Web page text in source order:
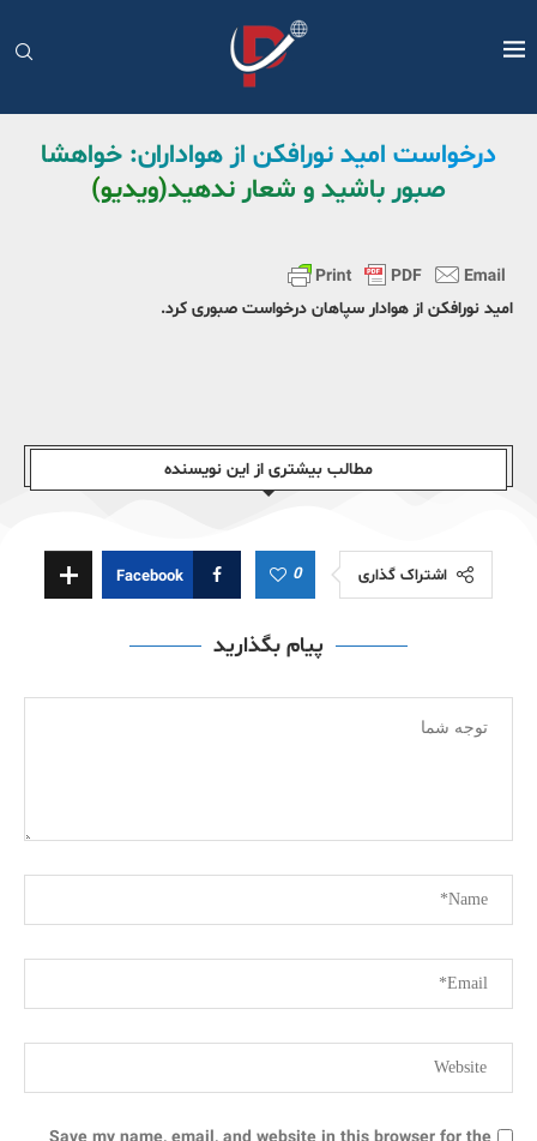
درخواست امید نورافکن از هواداران: خواهشا
صبور باشید و شعار ندهید(ویدیو)
امید نورافکن از هوادار سپاهان درخواست صبوری کرد.
مطالب بیشتری از این نویسندە
اشتراک گذاری 0
Facebook
پیام بگذارید